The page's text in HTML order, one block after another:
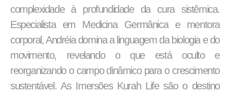
complexidade à profundidade da cura sistêmica.
Especialista em Medicina Germânica e mentora
corporal, Andréia domina a linguagem da biologia e do
movimento, revelando o que está oculto e
reorganizando o campo dinâmico para o crescimento
sustentável. As Imersões Kurah Life são o destino